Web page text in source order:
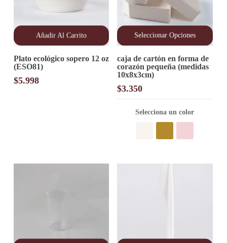
Añadir Al Carrito
Plato ecológico sopero 12 oz
(ESO81)
$5.998
Seleccionar Opciones
producto
tiene
múltiples
variantes.
Las
caja de cartón en forma de
corazón pequeña (medidas
10x8x3cm)
$3.350
Selecciona un color